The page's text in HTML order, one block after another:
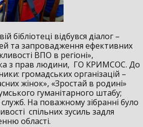
бібліотеці відбувся діалог –
та запровадження ефективних
ВПО в регіоні»,
з прав людини, ГО КРИМСОС. До
громадських організацій –
жінок», «Зростай в родині»
гуманітарного штабу;
На поважному зібранні було
спільних зусиль задля
області.